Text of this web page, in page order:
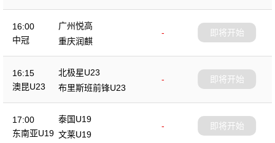
16:00
中冠
广州悦高
-
重庆润麒
即将开始
16:15
澳昆U23
北极星U23
-
布里斯班前锋U23
即将开始
17:00
东南亚U19
泰国U19
-
文莱U19
即将开始